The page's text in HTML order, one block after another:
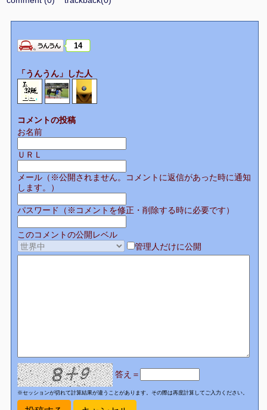
14
「うんうん」した人
コメントの投稿
お名前
ＵＲＬ
メール（※公開されません。コメントに返信があった時に通知
します。）
パスワード（※コメントを修正・削除する時に必要です）
このコメントの公開レベル
管理人だけに公開
答え＝
※セッションが切れて計算結果が違うことがあります。その際は再度計算してご入力ください。